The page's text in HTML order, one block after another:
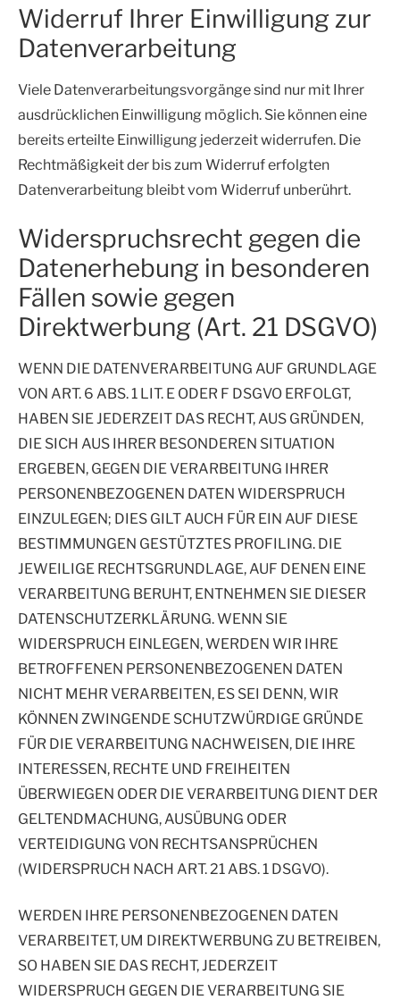
Widerruf Ihrer Einwilligung zur
Datenverarbeitung
Viele Datenverarbeitungsvorgänge sind nur mit Ihrer
ausdrücklichen Einwilligung möglich. Sie können eine
bereits erteilte Einwilligung jederzeit widerrufen. Die
Rechtmäßigkeit der bis zum Widerruf erfolgten
Datenverarbeitung bleibt vom Widerruf unberührt.
Widerspruchsrecht gegen die
Datenerhebung in besonderen
Fällen sowie gegen
Direktwerbung (Art. 21 DSGVO)
WENN DIE DATENVERARBEITUNG AUF GRUNDLAGE
VON ART. 6 ABS. 1 LIT. E ODER F DSGVO ERFOLGT,
HABEN SIE JEDERZEIT DAS RECHT, AUS GRÜNDEN,
DIE SICH AUS IHRER BESONDEREN SITUATION
ERGEBEN, GEGEN DIE VERARBEITUNG IHRER
PERSONENBEZOGENEN DATEN WIDERSPRUCH
EINZULEGEN; DIES GILT AUCH FÜR EIN AUF DIESE
BESTIMMUNGEN GESTÜTZTES PROFILING. DIE
JEWEILIGE RECHTSGRUNDLAGE, AUF DENEN EINE
VERARBEITUNG BERUHT, ENTNEHMEN SIE DIESER
DATENSCHUTZERKLÄRUNG. WENN SIE
WIDERSPRUCH EINLEGEN, WERDEN WIR IHRE
BETROFFENEN PERSONENBEZOGENEN DATEN
NICHT MEHR VERARBEITEN, ES SEI DENN, WIR
KÖNNEN ZWINGENDE SCHUTZWÜRDIGE GRÜNDE
FÜR DIE VERARBEITUNG NACHWEISEN, DIE IHRE
INTERESSEN, RECHTE UND FREIHEITEN
ÜBERWIEGEN ODER DIE VERARBEITUNG DIENT DER
GELTENDMACHUNG, AUSÜBUNG ODER
VERTEIDIGUNG VON RECHTSANSPRÜCHEN
(WIDERSPRUCH NACH ART. 21 ABS. 1 DSGVO).
WERDEN IHRE PERSONENBEZOGENEN DATEN
VERARBEITET, UM DIREKTWERBUNG ZU BETREIBEN,
SO HABEN SIE DAS RECHT, JEDERZEIT
WIDERSPRUCH GEGEN DIE VERARBEITUNG SIE